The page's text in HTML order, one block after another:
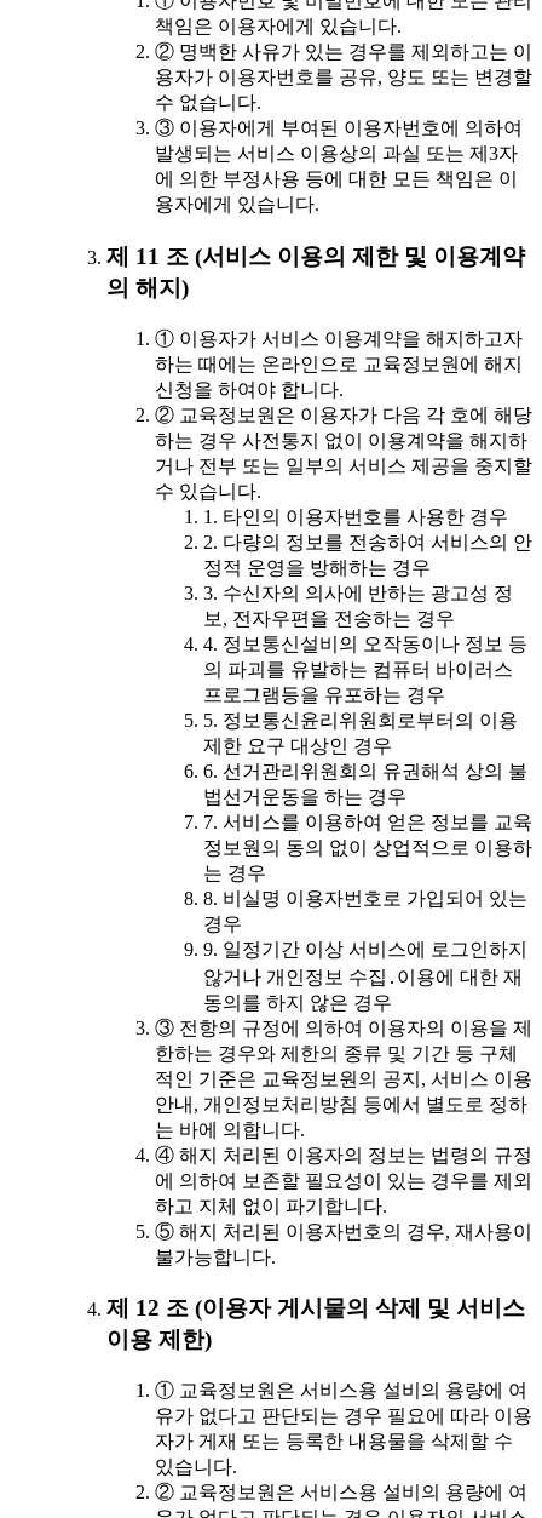
책임은 이용자에게 있습니다.
② 명백한 사유가 있는 경우를 제외하고는 이
용자가 이용자번호를 공유, 양도 또는 변경할
수 없습니다.
③ 이용자에게 부여된 이용자번호에 의하여
발생되는 서비스 이용상의 과실 또는 제3자
에 의한 부정사용 등에 대한 모든 책임은 이
용자에게 있습니다.
제 11 조 (서비스 이용의 제한 및 이용계약
의 해지)
① 이용자가 서비스 이용계약을 해지하고자
하는 때에는 온라인으로 교육정보원에 해지
신청을 하여야 합니다.
② 교육정보원은 이용자가 다음 각 호에 해당
하는 경우 사전통지 없이 이용계약을 해지하
거나 전부 또는 일부의 서비스 제공을 중지할
수 있습니다.
1. 타인의 이용자번호를 사용한 경우
2. 다량의 정보를 전송하여 서비스의 안
정적 운영을 방해하는 경우
3. 수신자의 의사에 반하는 광고성 정
보, 전자우편을 전송하는 경우
4. 정보통신설비의 오작동이나 정보 등
의 파괴를 유발하는 컴퓨터 바이러스
프로그램등을 유포하는 경우
5. 정보통신윤리위원회로부터의 이용
제한 요구 대상인 경우
6. 선거관리위원회의 유권해석 상의 불
법선거운동을 하는 경우
7. 서비스를 이용하여 얻은 정보를 교육
정보원의 동의 없이 상업적으로 이용하
는 경우
8. 비실명 이용자번호로 가입되어 있는
경우
9. 일정기간 이상 서비스에 로그인하지
않거나 개인정보 수집․이용에 대한 재
동의를 하지 않은 경우
③ 전항의 규정에 의하여 이용자의 이용을 제
한하는 경우와 제한의 종류 및 기간 등 구체
적인 기준은 교육정보원의 공지, 서비스 이용
안내, 개인정보처리방침 등에서 별도로 정하
는 바에 의합니다.
④ 해지 처리된 이용자의 정보는 법령의 규정
에 의하여 보존할 필요성이 있는 경우를 제외
하고 지체 없이 파기합니다.
⑤ 해지 처리된 이용자번호의 경우, 재사용이
불가능합니다.
제 12 조 (이용자 게시물의 삭제 및 서비스
이용 제한)
① 교육정보원은 서비스용 설비의 용량에 여
유가 없다고 판단되는 경우 필요에 따라 이용
자가 게재 또는 등록한 내용물을 삭제할 수
있습니다.
② 교육정보원은 서비스용 설비의 용량에 여